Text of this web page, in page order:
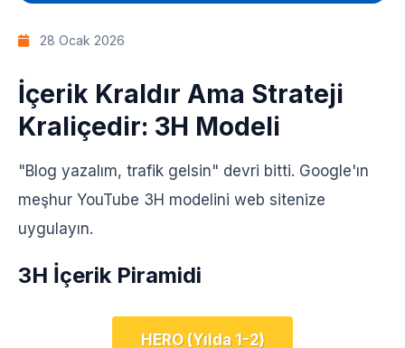
28 Ocak 2026
İçerik Kraldır Ama Strateji
Kraliçedir: 3H Modeli
"Blog yazalım, trafik gelsin" devri bitti. Google'ın
meşhur YouTube 3H modelini web sitenize
uygulayın.
3H İçerik Piramidi
HERO (Yılda 1-2)